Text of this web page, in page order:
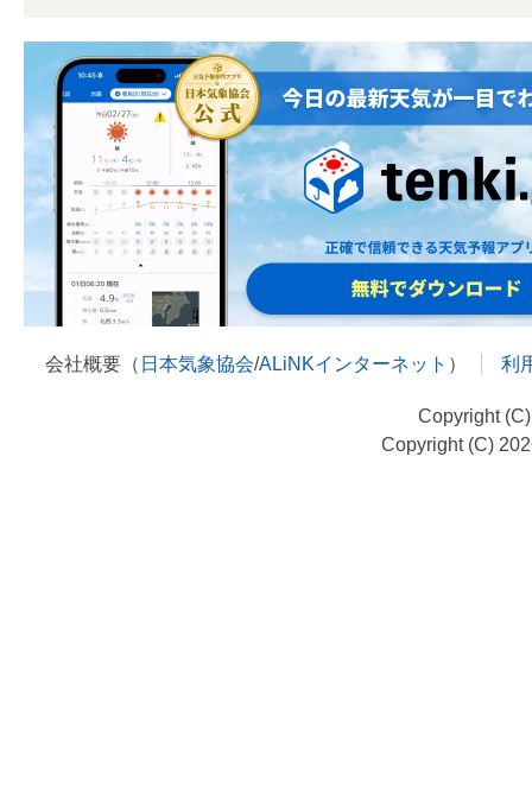
会社概要（ 日本気象協会/ALiNKインターネット ） 利
Copyright
Copyright (C)